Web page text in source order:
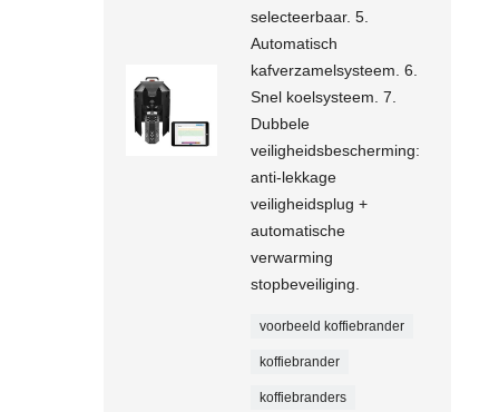
selecteerbaar. 5.
Automatisch
kafverzamelsysteem. 6.
Snel koelsysteem. 7.
Dubbele
veiligheidsbescherming:
anti-lekkage
veiligheidsplug +
automatische
verwarming
stopbeveiliging.
voorbeeld koffiebrander
koffiebrander
koffiebranders